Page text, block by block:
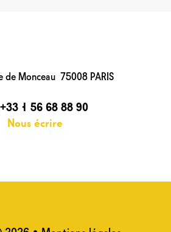
de Monceau 75008 PARIS
+33 1 56 68 88 90
Nous écrire